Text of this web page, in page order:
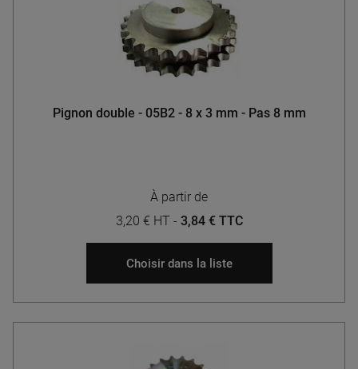
Pignon double - 05B2 - 8 x 3 mm - Pas 8 mm
À partir de
3,20 € HT - 3,84 € TTC
Choisir dans la liste